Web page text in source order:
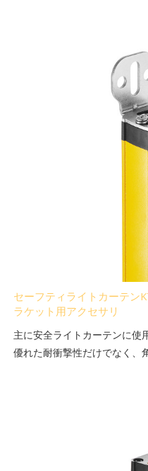
セーフティライトカーテン
ラケット用アクセサリ
主に安全ライトカーテンに使
優れた耐衝撃性だけでなく、